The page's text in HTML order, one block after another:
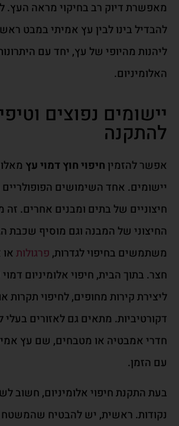
מאפשרת דיוק רב בחיקוי מראה העץ.
להבדיל בינו לבין עץ אמיתי במבט
ליהנות מהיופי של עץ, יחד עם
האלומיניום.
יישומים נפוצים
להתקנה
אפשר להזמין חיפוי חוץ דמוי עץ
יישומים. אחד השימושים הפופולריים
חיצוניים של בתים ומבנים אחרים.
החיצוני של המבנה וגם מוסיף שכבת
משתמשים בחיפוי לגדרות, פרגולות
חצר. בתוך הבית, חיפוי אלומיניום
ליצירת קירות מחופים, לחיפוי תקרות
דקורטיביות. מתאים גם לאזורים בעלי
חדרי אמבטיה או מטבחים, שם עץ
עם הזמן.
בעת התקנת חיפוי אלומיניום, חשוב
נקודות. ראשית, יש להבטיח שהמשטח